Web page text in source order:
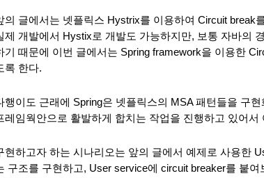
의 글에서는 넷플릭스 Hystrix를 이용하여 Circuit break
제 개발에서 Hystix로 개발도 가능하지만, 보통 자바의
기 때문에 이번 글에서는 Spring framework을 이용한
록 한다.
행이도 근래에 Spring은 넷플릭스의 MSA 패턴들을 구
레임웍안으로 활발하게 합치는 작업을 진행하고 있어서
현하고자 하는 시나리오는 앞의 글에서 예제로 사용한
구조를 구현하고, User service에 circuit breaker를 붙여